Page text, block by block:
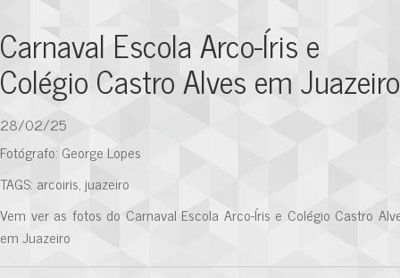
Carnaval Escola Arco-Íris e
Colégio Castro Alves em Juazeiro
28/02/25
Fotógrafo: George Lopes
TAGS: arcoiris, juazeiro
Vem ver as fotos do Carnaval Escola Arco-Íris e Colégio Castro
em Juazeiro